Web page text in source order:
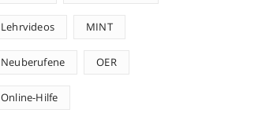
Lehrvideos MINT
Neuberufene OER
Online-Hilfe